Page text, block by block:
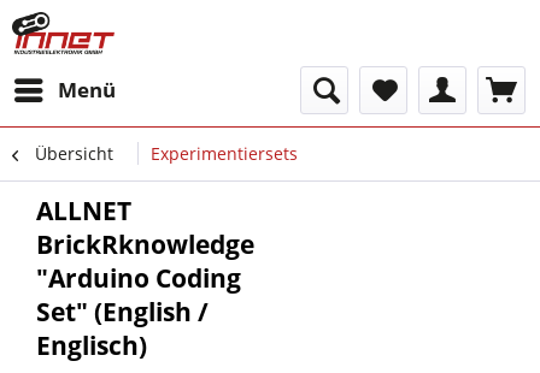
Menü
Übersicht Experimentiersets
ALLNET
BrickRknowledge
"Arduino Coding
Set" (English /
Englisch)